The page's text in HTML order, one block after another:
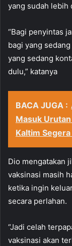
yang sudah lebih
“Bagi penyintas
bagi yang
yang sedang
dulu,” katanya
BACA JUGA :
Masuk Urutan
Kaltim
Dio mengatakan
vaksinasi masih
ketika ingin
secara perlahan.
“Jadi celah
vaksinasi akan